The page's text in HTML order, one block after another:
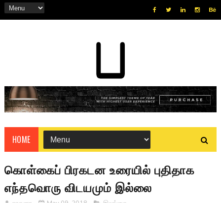
HOME
கொள்கைப் பிரகடன உரையில் புதிதாக
எந்தவொரு விடயமும் இல்லை